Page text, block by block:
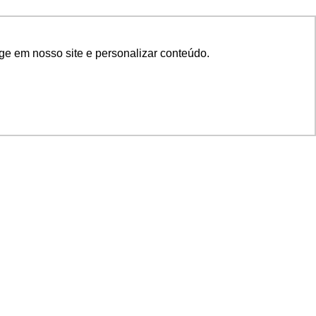
em nosso site e personalizar conteúdo.